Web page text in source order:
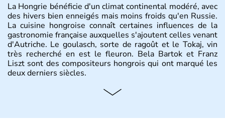
La Hongrie bénéficie d'un climat continental modéré, avec
des hivers bien enneigés mais moins froids qu'en Russie.
La cuisine hongroise connaît certaines influences de la
gastronomie française auxquelles s'ajoutent celles venant
d'Autriche. Le goulasch, sorte de ragoût et le Tokaj, vin
très recherché en est le fleuron. Bela Bartok et Franz
Liszt sont des compositeurs hongrois qui ont marqué les
deux derniers siècles.
Histoire et administration
depuis 2004, la Hongrie est aussi appelée « pays magyar